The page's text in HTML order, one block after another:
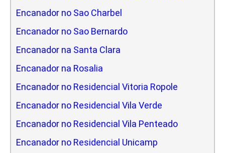
Encanador no Sao Charbel
Encanador no Sao Bernardo
Encanador na Santa Clara
Encanador na Rosalia
Encanador no Residencial Vitoria Ropole
Encanador no Residencial Vila Verde
Encanador no Residencial Vila Penteado
Encanador no Residencial Unicamp